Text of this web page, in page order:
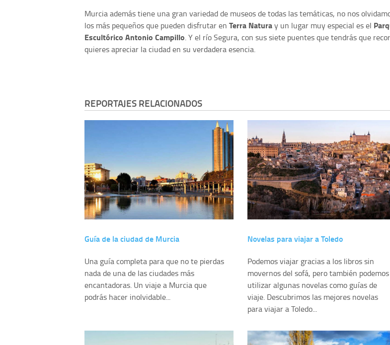
Murcia además tiene una gran variedad de museos de todas las temáticas, no nos
los más pequeños que pueden disfrutar en Terra Naturay un lugar muy especial es el
Escultórico Antonio Campillo. Y el río Segura, con sus siete puentes que tendrás que
quieres apreciar la ciudad en su verdadera esencia.
REPORTAJES RELACIONADOS
Guía de la ciudad de Murcia
Una guía completa para que no te pierdas
nada de una de las ciudades más
encantadoras. Un viaje a Murcia que
podrás hacer inolvidable...
Novelas para viajar a Toledo
Podemos viajar gracias a los libros sin
movernos del sofá, pero también podemos
utilizar algunas novelas como guías de
viaje. Descubrimos las mejores novelas
para viajar a Toledo...